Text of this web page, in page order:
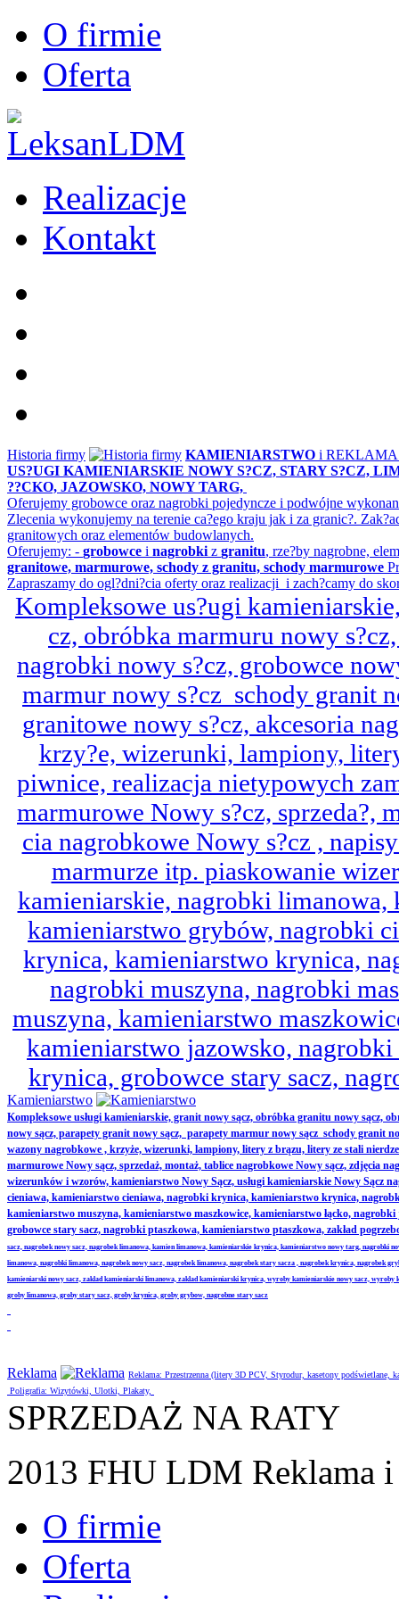
O firmie
Oferta
Realizacje
Kontakt
Historia firmy KAMIENIARSTWO i
US?UGI KAMIENIARSKIE NOWY S?CZ, STARY S?CZ,
??CKO, JAZOWSKO, NOWY TARG,
Oferujemy grobowce oraz nagrobki pojedyncze i podwójne
Zlecenia wykonujemy na terenie ca?ego kraju jak i za granic?.
granitowych oraz elementów budowlanych.
Oferujemy: - grobowce i nagrobki z granitu, rze?by nagrobne,
granitowe, marmurowe, schody z granitu, schody marmurowe
Zapraszamy do ogl?dni?cia oferty oraz realizacji i zach?camy do
Kompleksowe us?ugi
cz, obróbka marmuru nowy
nagrobki nowy s?cz, grobowce
marmur nowy s?cz schody granit
granitowe nowy s?cz, akcesoria
krzy?e, wizerunki, lampiony,
piwnice, realizacja nietypowych
marmurowe Nowy s?cz, sprzeda?,
cia nagrobkowe Nowy s?cz ,
marmurze itp. piaskowanie
kamieniarskie, nagrobki
kamieniarstwo grybów, nagrobki
krynica, kamieniarstwo krynica,
nagrobki muszyna, nagrobki
muszyna, kamieniarstwo
kamieniarstwo jazowsko,
krynica, grobowce stary sacz,
Kamieniarstwo
Kompleksowe usługi kamieniarskie, granit nowy sącz, obróbka granitu nowy sącz,
nowy sącz, parapety granit nowy sącz, parapety marmur nowy sącz schody granit
wazony nagrobkowe , krzyże, wizerunki, lampiony, litery z brązu, litery ze stali
marmurowe Nowy sącz, sprzedaż, montaż, tablice nagrobkowe Nowy sącz, zdjęcia
wizerunków i wzorów, kamieniarstwo Nowy Sącz, usługi kamieniarskie Nowy
cieniawa, kamieniarstwo cieniawa, nagrobki krynica, kamieniarstwo krynica,
kamieniarstwo muszyna, kamieniarstwo maszkowice, kamieniarstwo łącko,
grobowce stary sacz, nagrobki ptaszkowa, kamieniarstwo ptaszkowa, zakład
sacz, nagrobek nowy sacz, nagrobek limanowa, kamien limanowa, kamieniarskie krynica, kamieniarstwo nowy targ,
limanowa, nagrobki limanowa, nagrobek nowy sacz, nagrobek limanowa, nagrobek stary sacza , nagrobek krynica, nagrobek
kamieniarski nowy sacz, zaklad kamieniarski limanowa, zaklad kamieniarski krynica, wyroby kamieniarskie nowy sacz,
groby limanowa, groby stary sacz, groby krynica, groby grybow, nagrobne stary sacz
Reklama
Reklama: Przestrzenna (litery 3D PCV, Styrodur, kasetony
Poligrafia: Wizytówki, Ulotki, Plakaty,
SPRZEDAŻ NA RATY
2013 FHU LDM Reklama
O firmie
Oferta